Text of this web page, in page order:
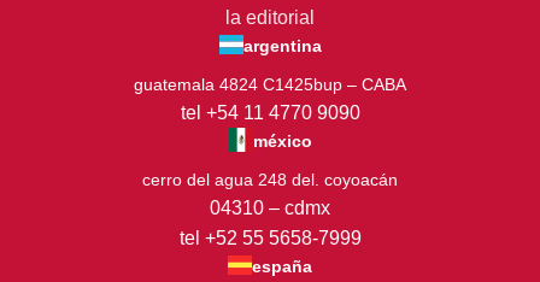
la editorial
argentina
guatemala 4824 C1425bup – CABA
tel +54 11 4770 9090
méxico
cerro del agua 248 del. coyoacán
04310 – cdmx
tel +52 55 5658-7999
españa